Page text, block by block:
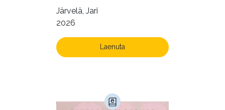
Järvelä, Jari
2026
Laenuta